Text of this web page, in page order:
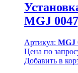
MGJ
Артикул: MGJ
Цена по
Добавить в